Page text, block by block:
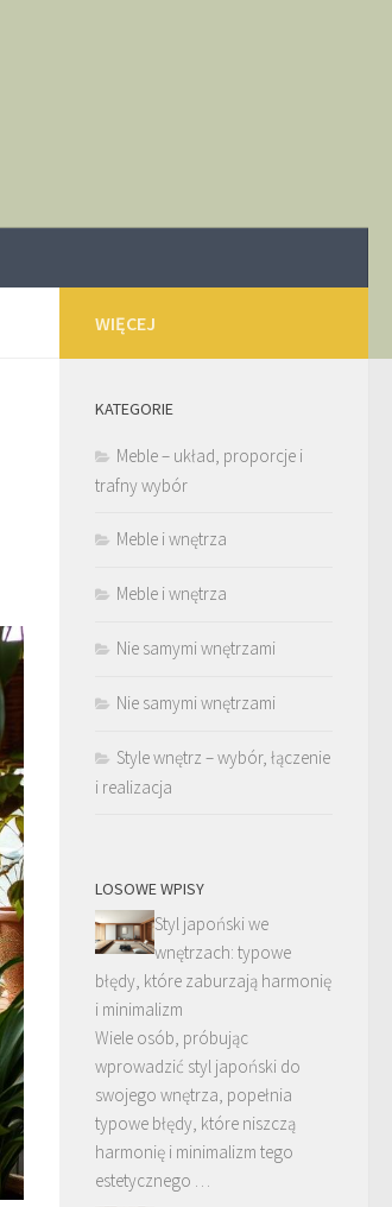
WIĘCEJ
KATEGORIE
Meble – układ, proporcje i
trafny wybór
Meble i wnętrza
Meble i wnętrza
Nie samymi wnętrzami
Nie samymi wnętrzami
Style wnętrz – wybór, łączenie
i realizacja
LOSOWE WPISY
Styl japoński we
wnętrzach: typowe
błędy, które zaburzają harmonię
i minimalizm
Wiele osób, próbując
wprowadzić styl japoński do
swojego wnętrza, popełnia
typowe błędy, które niszczą
harmonię i minimalizm tego
estetycznego …